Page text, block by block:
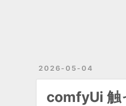
2026-05-04
comfyUi 触